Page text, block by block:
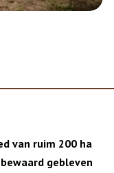
van ruim 200 ha
gebleven